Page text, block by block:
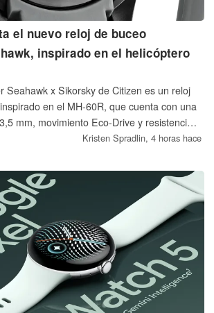
el nuevo reloj de buceo
inspirado en el helicóptero
Seahawk x Sikorsky de Citizen es un reloj
en el MH-60R, que cuenta con una
mm, movimiento Eco-Drive y resistencia
certificada por la norma ISO. Con un
en EE. UU.
Kristen Spradlin, 4 horas hace